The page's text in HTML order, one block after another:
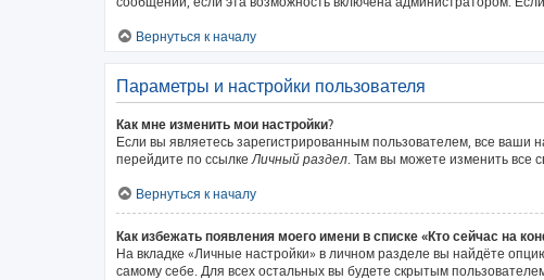
Вернуться к началу
Параметры и настройки пользователя
Как мне изменить мои настройки?
Если вы являетесь зарегистрированным пользователем, все
перейдите по ссылкеЛичный раздел. Там вы можете изменить все
Вернуться к началу
Как избежать появления моего имени в списке «Кто сейчас на
На вкладке «Личные настройки» в личном разделе вы найдёте
самому себе. Для всех остальных вы будете скрытым